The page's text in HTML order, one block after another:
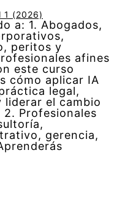
1 (2026)
a: 1. Abogados,
peritos y
afines
este curso
cómo aplicar IA
legal,
el cambio
Profesionales
gerencia,